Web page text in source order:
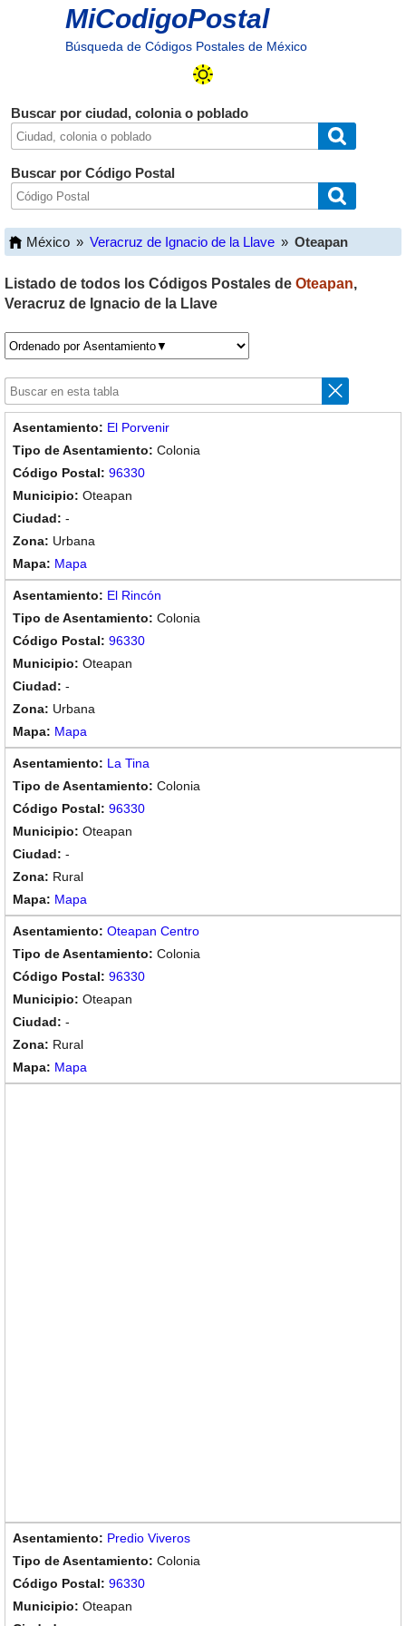
MiCodigoPostal
Búsqueda de Códigos Postales de México
Buscar por ciudad, colonia o poblado
Buscar por Código Postal
México » Veracruz de Ignacio de la Llave » Oteapan
Listado de todos los Códigos Postales de Oteapan,
Veracruz de Ignacio de la Llave
El Porvenir
Colonia
96330
Oteapan
-
Urbana
Mapa
El Rincón
Colonia
96330
Oteapan
-
Urbana
Mapa
La Tina
Colonia
96330
Oteapan
-
Rural
Mapa
Oteapan Centro
Colonia
96330
Oteapan
-
Rural
Mapa
Predio Viveros
Colonia
96330
Oteapan